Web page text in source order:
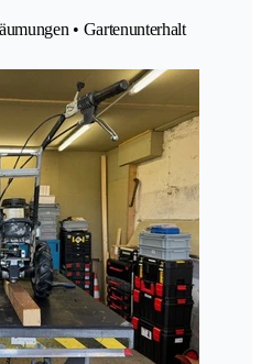
• Gartenunterhalt